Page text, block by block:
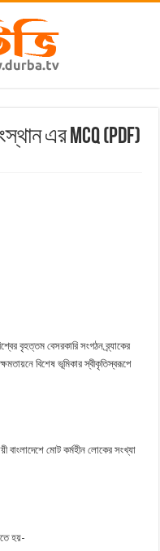
এর MCQ (PDF)
বৃহত্তম বেসরকারি সংগঠন ব্র্যাকের
বিশেষ ভূমিকার স্বীকৃতিস্বরূপে
বাংলাদেশে মোট কর্মহীন লোকের সংখ্যা
হয়-